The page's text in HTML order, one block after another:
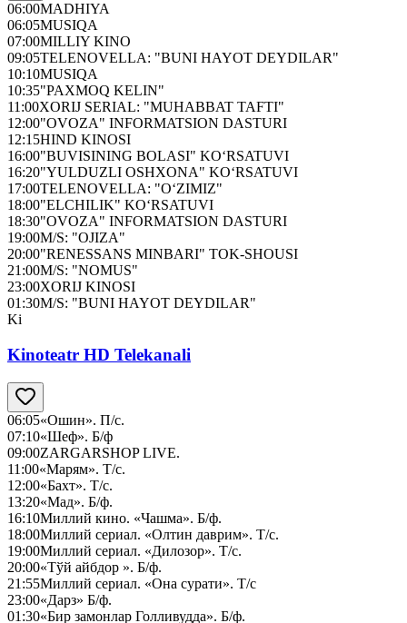
06:00MADHIYA
06:05MUSIQA
07:00MILLIY KINO
09:05TELENOVELLA: "BUNI HAYOT DEYDILAR"
10:10MUSIQA
10:35"PAXMOQ KELIN"
11:00XORIJ SERIAL: "MUHABBAT TAFTI"
12:00"OVOZA" INFORMATSION DASTURI
12:15HIND KINOSI
16:00"BUVISINING BOLASI" KO‘RSATUVI
16:20"YULDUZLI OSHXONA" KO‘RSATUVI
17:00TELENOVELLA: "O‘ZIMIZ"
18:00"ELCHILIK" KO‘RSATUVI
18:30"OVOZA" INFORMATSION DASTURI
19:00M/S: "OJIZA"
20:00"RENESSANS MINBARI" TOK-SHOUSI
21:00M/S: "NOMUS"
23:00XORIJ KINOSI
01:30M/S: "BUNI HAYOT DEYDILAR"
Ki
Kinoteatr HD Telekanali
06:05«Ошин». П/с.
07:10«Шеф». Б/ф
09:00ZARGARSHOP LIVE.
11:00«Марям». Т/с.
12:00«Бахт». Т/с.
13:20«Мад». Б/ф.
16:10Миллий кино. «Чашма». Б/ф.
18:00Миллий сериал. «Олтин даврим». Т/с.
19:00Миллий сериал. «Дилозор». Т/с.
20:00«Тўй айбдор ». Б/ф.
21:55Миллий сериал. «Она сурати». Т/с
23:00«Дарз» Б/ф.
01:30«Бир замонлар Голливудда». Б/ф.